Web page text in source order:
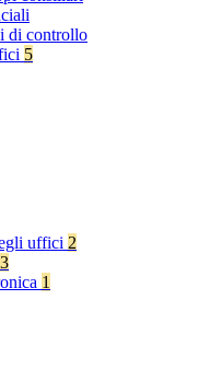
di controllo
5
uffici 2
3
1